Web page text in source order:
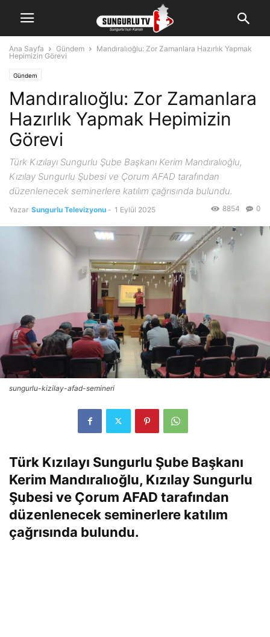
Ana Sayfa Gündem
Mandıralıoğlu: Zor Zamanlara Hazırlık Yapmak
Hepimizin Görevi
Gündem
Mandıralıoğlu: Zor Zamanlara
Hazırlık Yapmak Hepimizin
Görevi
Türk Kızılayı Sungurlu Şube Başkanı Kerim Mandıralıoğlu,
Kızılay Sungurlu Şubesi ve Çorum AFAD tarafından
düzenlenecek seminerlere katılım çağrısında bulundu.
Yazar Sungurlu Televizyonu - 1 Eylül 2025 0
8854
sungurlu-kizilay-afad-semineri
Türk Kızılayı Sungurlu Şube Başkanı
Kerim Mandıralıoğlu, Kızılay Sungurlu
Şubesi ve Çorum AFAD tarafından
düzenlenecek seminerlere katılım
çağrısında bulundu.